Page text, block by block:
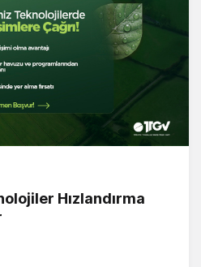
Hızlandırma